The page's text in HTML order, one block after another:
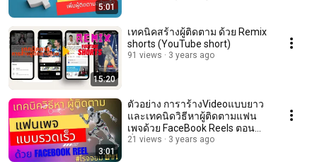
5:01
15:20
เทคนิคสร้างผู้ติดตาม ด้วย Remix
shorts (YouTube short)
91 views 3 years ago
3:01
ตัวอย่าง การาร้างVideoแบบยาว
และเทคนิดวิธีหาผู้ติดตามแฟน
เพจด้วย FaceBook Reels ตอน
ที่#1
21 views 3 years ago